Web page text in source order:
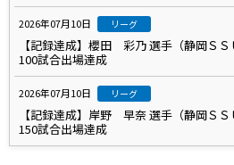
2026年07月10日 リーグ
【記録達成】櫻田 彩乃 選手（静岡Ｓ
100試合出場達成
2026年07月10日 リーグ
【記録達成】岸野 早奈 選手（静岡Ｓ
150試合出場達成